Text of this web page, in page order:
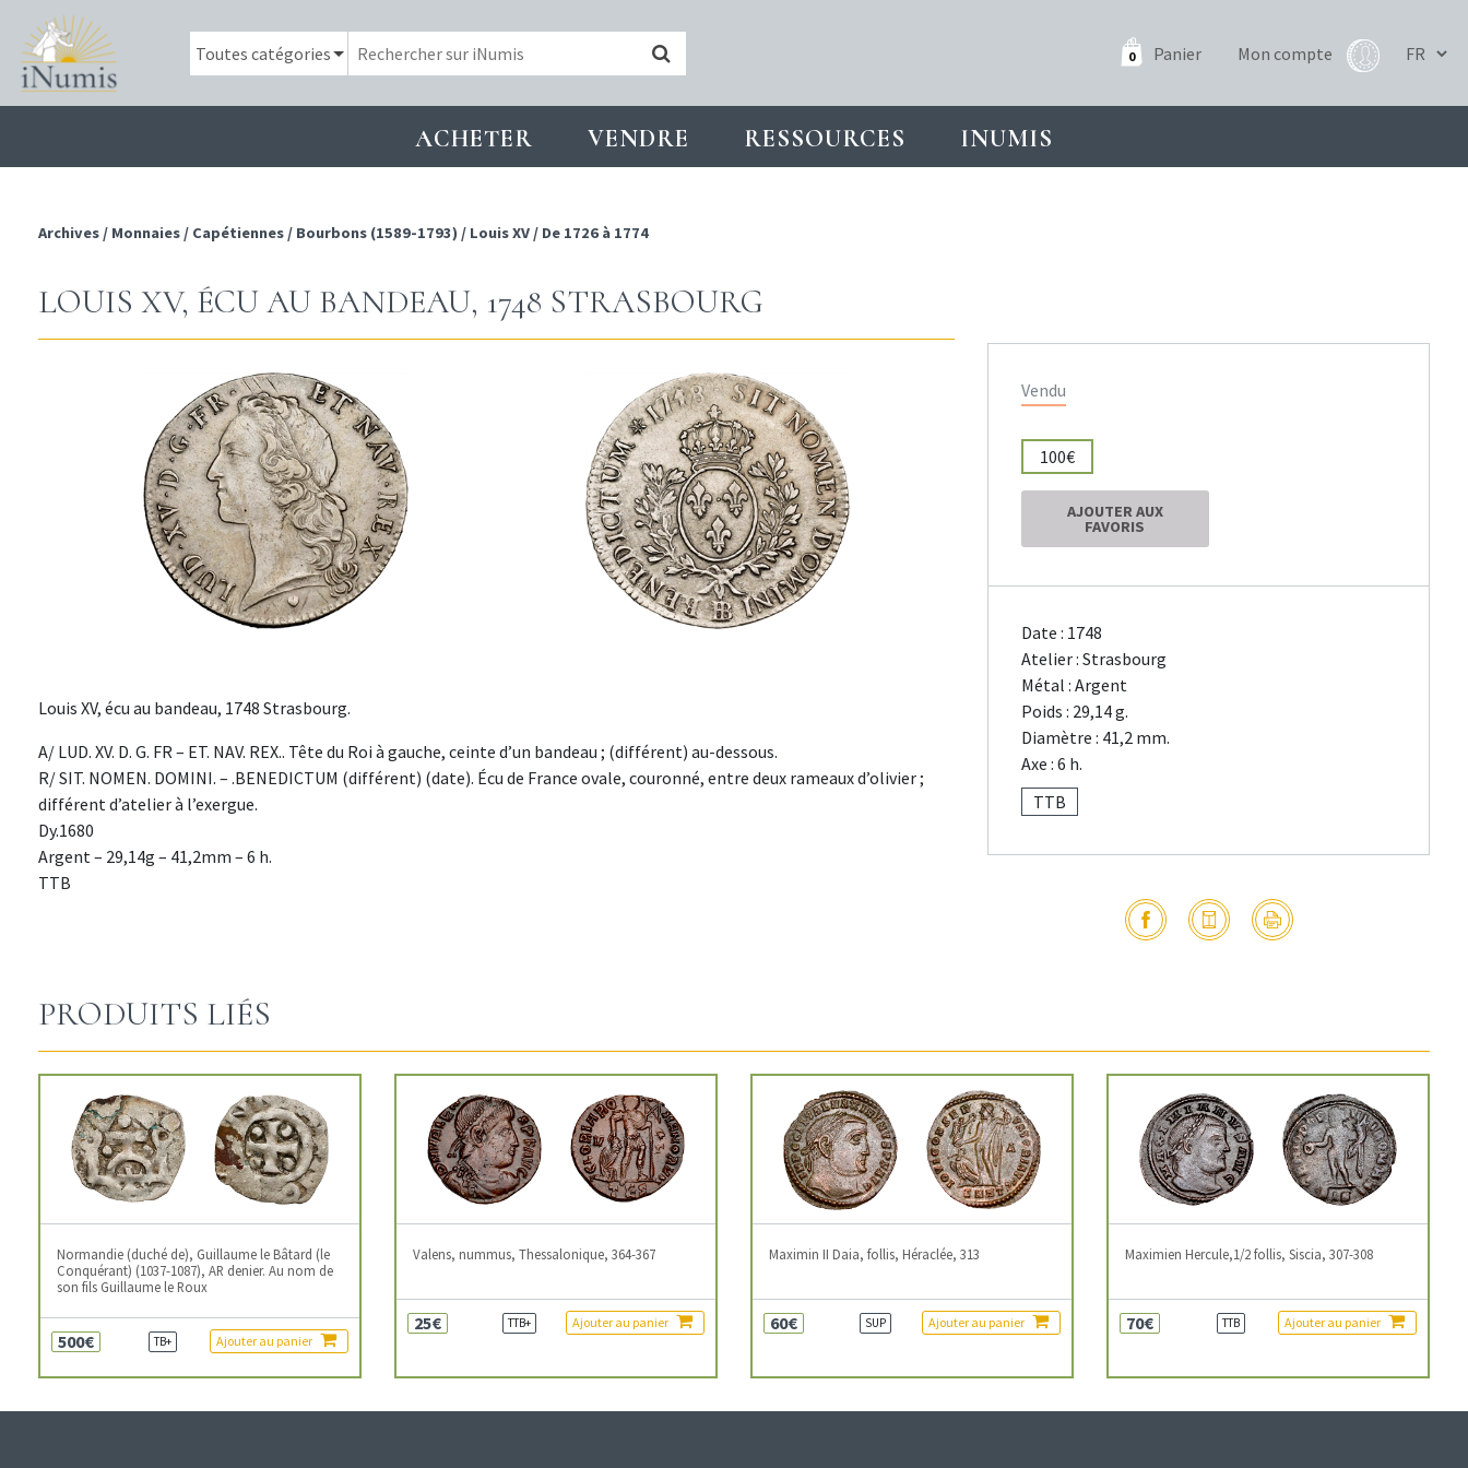
0 Panier Mon compte
ACHETER VENDRE RESSOURCES INUMIS
Archives / Monnaies / Capétiennes / Bourbons (1589-1793) / Louis XV / De 1726 à 1774
LOUIS XV, ÉCU AU BANDEAU, 1748 STRASBOURG
Louis XV, écu au bandeau, 1748 Strasbourg.
A/ LUD. XV. D. G. FR – ET. NAV. REX.. Tête du Roi à gauche, ceinte d’un bandeau ; (différent) au-dessous.
R/ SIT. NOMEN. DOMINI. – .BENEDICTUM (différent) (date). Écu de France ovale, couronné, entre deux rameaux d’olivier ;
différent d’atelier à l’exergue.
Dy.1680
Argent – 29,14g – 41,2mm – 6 h.
TTB
Vendu
100€
AJOUTER AUX
FAVORIS
Date : 1748
Atelier : Strasbourg
Métal : Argent
Poids : 29,14 g.
Diamètre : 41,2 mm.
Axe : 6 h.
TTB
PRODUITS LIÉS
Normandie (duché de), Guillaume le Bâtard (le
Conquérant) (1037-1087), AR denier. Au nom de
son fils Guillaume le Roux
500€ TB+ Ajouter au panier
Valens, nummus, Thessalonique, 364-367
25€ TTB+ Ajouter au panier
Maximin II Daia, follis, Héraclée, 313
60€ SUP Ajouter au panier
Maximien Hercule,1/2 follis, Siscia, 307-308
70€ TTB Ajouter au panier